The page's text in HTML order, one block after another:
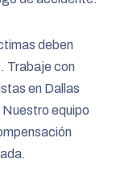
deben
Trabaje con
en Dallas
equipo